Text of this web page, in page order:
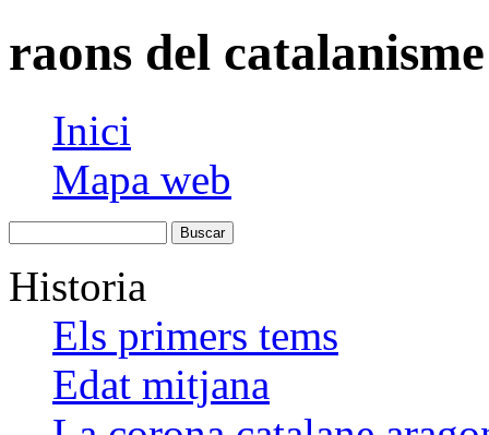
raons del catalanisme
Inici
Mapa web
Historia
Els primers tems
Edat mitjana